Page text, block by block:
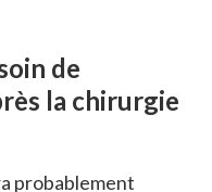
de
la chirurgie
probablement